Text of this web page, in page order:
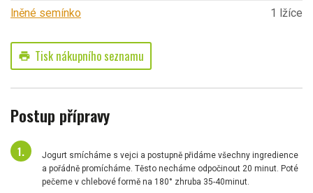
lněné semínko
1 lžíce
print Tisk nákupního seznamu
Postup přípravy
Jogurt smícháme s vejci a postupně přidáme všechny ingredience
a pořádně promícháme. Těsto necháme odpočinout 20 minut. Poté
pečeme v chlebové formě na 180° zhruba 35-40minut.